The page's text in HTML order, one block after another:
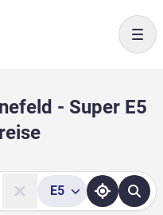
- Super E5
E5